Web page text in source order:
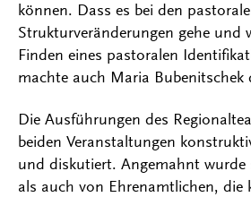
können. Dass es bei den
Strukturveränderungen gehe und
Finden eines pastoralen
machte auch Maria Bubenitschek
Die Ausführungen des
beiden Veranstaltungen
und diskutiert. Angemahnt
als auch von Ehrenamtlichen, die